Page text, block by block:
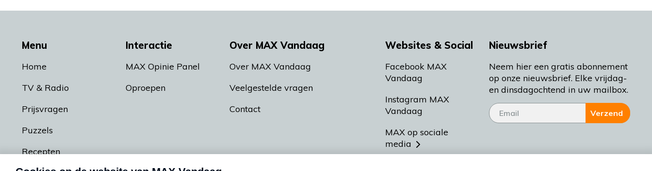
Menu
Home
TV & Radio
Prijsvragen
Puzzels
Recepten
Interactie
MAX Opinie Panel
Oproepen
Over MAX Vandaag
Over MAX Vandaag
Veelgestelde vragen
Contact
Websites & Social
Facebook MAX
Vandaag
Instagram MAX
Vandaag
MAX op sociale
media
Nieuwsbrief
Neem hier een gratis abonnement
op onze nieuwsbrief. Elke vrijdag-
en dinsdagochtend in uw mailbox.
Verzend